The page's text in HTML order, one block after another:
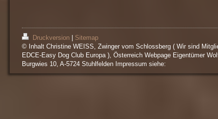
Druckversion
Sitemap
© Inhalt Christine WEISS, Zwinger vom Schlossberg ( Wir sind
EDCE-Easy Dog Club Europa ), Österreich Webpage Eigentümer
Burgwies 10, A-5724 Stuhlfelden Impressum siehe: